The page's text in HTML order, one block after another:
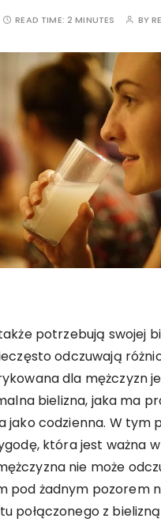
READ TIME: 2 MINUTES BY
potrzebują swojej
odczuwają
dla mężczyzn
bielizna, jaka ma
jako codzienna. W tym
która jest ważna w
nie może
pod żadnym pozorem
połączonego z